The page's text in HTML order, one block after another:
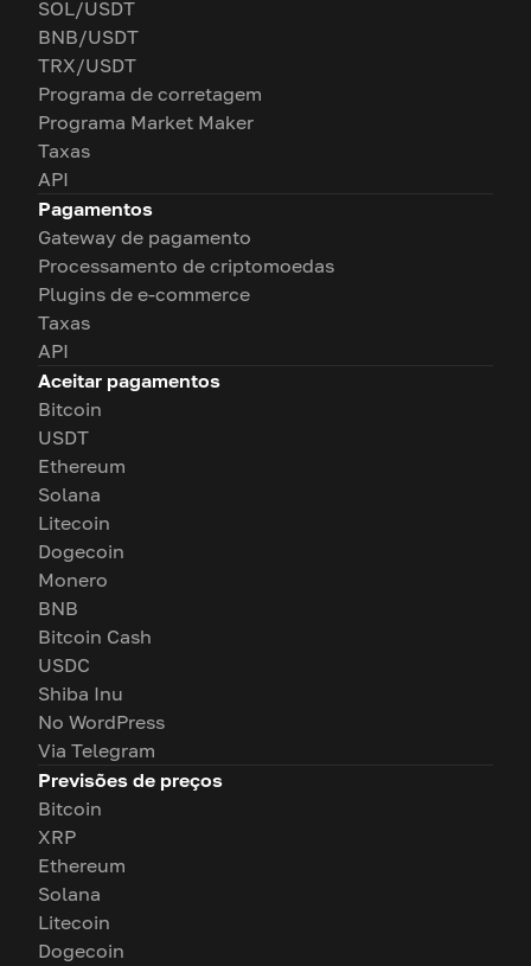
SOL/USDT
BNB/USDT
TRX/USDT
Programa de corretagem
Programa Market Maker
Taxas
API
Pagamentos
Gateway de pagamento
Processamento de criptomoedas
Plugins de e-commerce
Taxas
API
Aceitar pagamentos
Bitcoin
USDT
Ethereum
Solana
Litecoin
Dogecoin
Monero
BNB
Bitcoin Cash
USDC
Shiba Inu
No WordPress
Via Telegram
Previsões de preços
Bitcoin
XRP
Ethereum
Solana
Litecoin
Dogecoin